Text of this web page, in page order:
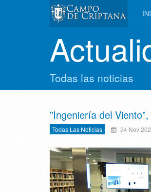
Todas las noticias
”Ingeniería del
Todas Las Noticias 24 Nov